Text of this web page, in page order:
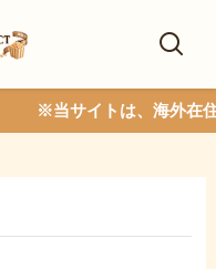
※当サイトは、海外在住